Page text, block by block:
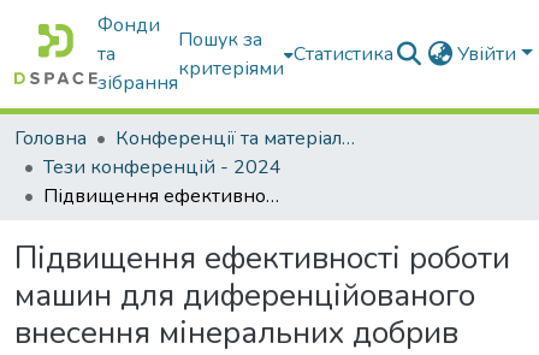
Фонди
та
зібрання
Пошук за
критеріями
Статистика Увійти
Головна
Конференції та матеріали конференцій
Тези конференцій - 2024
Підвищення ефективності роботи машин для диференційованого внесення мінеральних добрив
Підвищення ефективності роботи
машин для диференційованого
внесення мінеральних добрив